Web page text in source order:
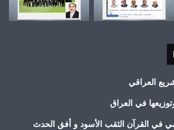
العراقي
في العراق
في القرآن الثقب الأسود و أفق الحدث